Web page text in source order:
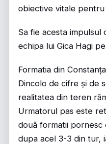
obiective vitale
Sa fie acesta impulsul
echipa lui Gica Hagi
Formatia din
Dincolo de cifre și de
realitatea din teren
Urmatorul pas este
două formatii
dupa acel 3-3 din tur,